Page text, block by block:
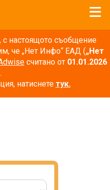
настоящото съобщение
че „Нет Инфо“ ЕАД („Нет
считано от 01.01.2026
.
натиснете тук.